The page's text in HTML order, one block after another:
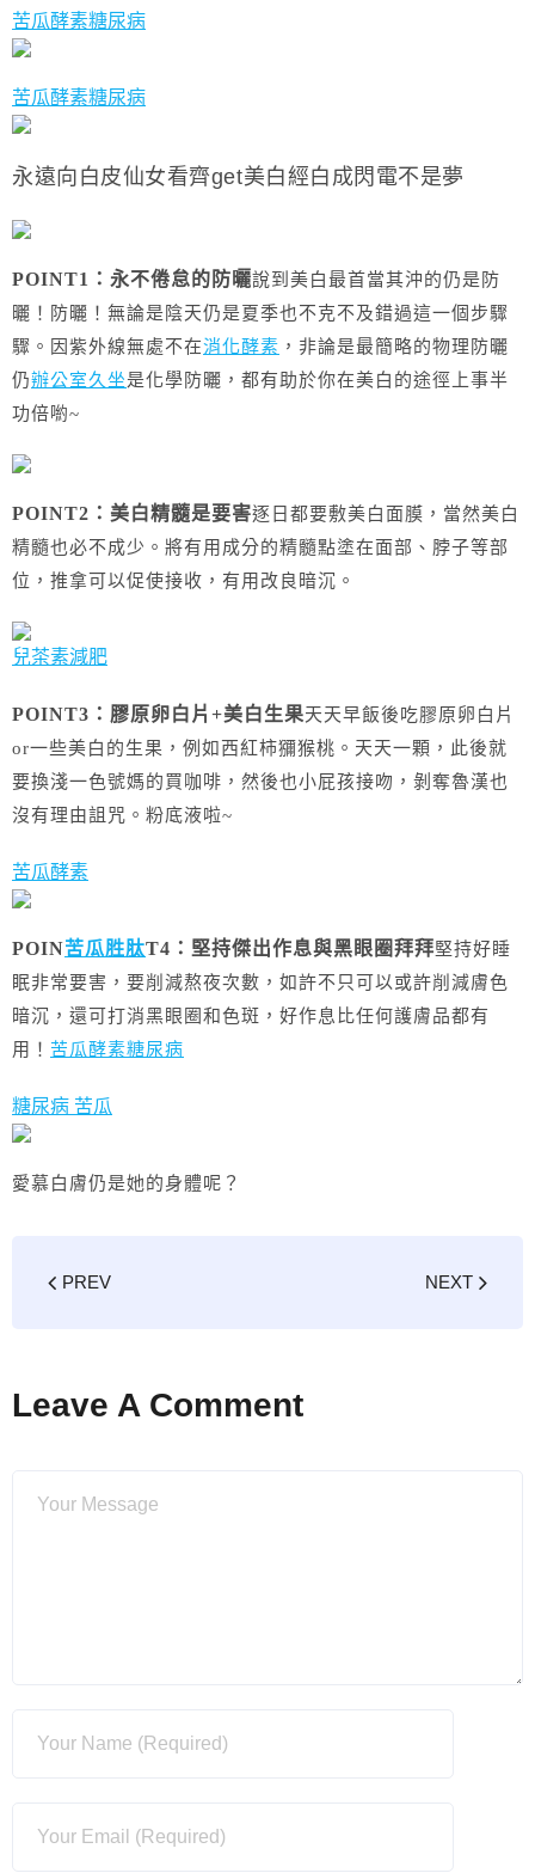
苦瓜酵素糖尿病
苦瓜酵素糖尿病
永遠向白皮仙女看齊get美白經白成閃電不是夢
POINT1： 永不倦怠的防曬說到美白最首當其沖的仍是防
曬！
防曬！ 無論是陰天仍是夏季也不克不及錯過這一個步驟
驟。 因紫外線無處不在消化酵素 ，非論是最簡略的物理防曬
仍辦公室久坐是化學防曬，都有助於你在美白的途徑上事半
功倍喲~
POINT2： 美白精髓是要害逐日都要敷美白面膜，當然美白
精髓也必不成少。將有用成分的精髓點塗在面部、脖子等部
位，推拿可以促使接收，有用改良暗沉。
兒茶素減肥
POINT3： 膠原卵白片+美白生果天天早飯後吃膠原卵白片
or一些美白的生果，例如西紅柿獼猴桃。 天天一顆，此後就
要換淺一色號媽的買咖啡，然後也小屁孩接吻，剝奪魯漢也
沒有理由詛咒。粉底液啦~
苦瓜酵素
POIN苦瓜胜肽T4： 堅持傑出作息與黑眼圈拜拜堅持好睡
眠非常要害，要削減熬夜次數，如許不只可以或許削減膚色
暗沉，還可打消黑眼圈和色斑，好作息比任何護膚品都有
用！ 苦瓜酵素糖尿病
糖尿病 苦瓜
愛慕白膚仍是她的身體呢？
PREV NEXT
Leave A Comment